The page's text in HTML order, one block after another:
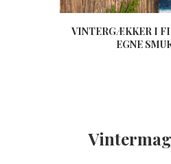
VINTERGÆKKER I
EGNE